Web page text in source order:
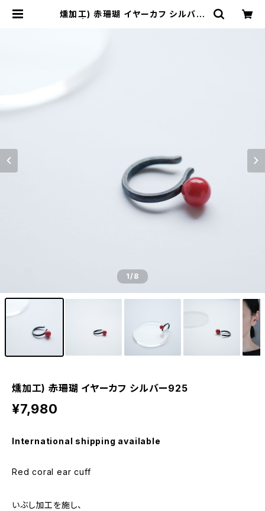
燻加工) 赤珊瑚 イヤーカフ シルバー
1/8
燻加工) 赤珊瑚 イヤーカフ シルバー925
¥7,980
International shipping available
Red coral ear cuff
いぶし加工を施し、